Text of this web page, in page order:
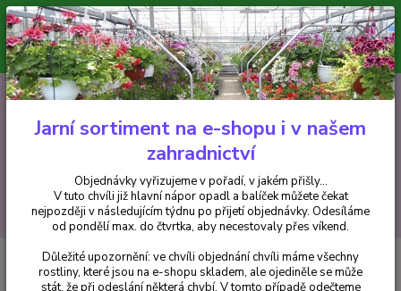
Minimální hodnota pro odeslání z e-shopu je 300 Kč.
V tuto chvíli již hlavní nápor objednávek opadl a balíček můžete čekat
nejpozději v následujícím týdnu po přijetí objednávky. Objednávky
vyřizujeme v pořadí, v jakém přišly...
CZK
Hledat
+420 602 223 614 0ks
za0 Kč
Pelargonie Pelargónie Antic Scarlet - 1283
Jarní sortiment na e-shopu i v našem
zahradnictví
Objednávky vyřizujeme v pořadí, v jakém přišly...
V tuto chvíli již hlavní nápor opadl a balíček můžete čekat
nejpozději v následujícím týdnu po přijetí objednávky. Odesíláme
od pondělí max. do čtvrtka, aby necestovaly přes víkend.
Důležité upozornění: ve chvíli objednání chvíli máme všechny
rostliny, které jsou na e-shopu skladem, ale ojediněle se může
stát, že při odeslání některá chybí. V tomto případě odečteme